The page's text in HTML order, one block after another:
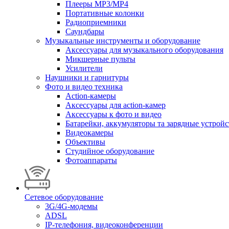
Плееры MP3/MP4
Портативные колонки
Радиоприемники
Саундбары
Музыкальные инструменты и оборудование
Аксессуары для музыкального оборудования
Микшерные пульты
Усилители
Наушники и гарнитуры
Фото и видео техника
Action-камеры
Аксессуары для action-камер
Аксессуары к фото и видео
Батарейки, аккумуляторы та зарядные
Видеокамеры
Объективы
Студийное оборудование
Фотоаппараты
Сетевое оборудование
3G/4G-модемы
ADSL
IP-телефония, видеоконференции